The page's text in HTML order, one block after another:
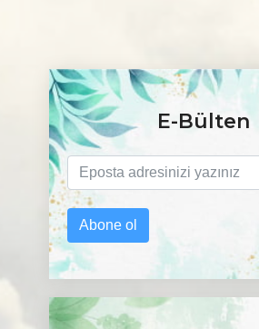
E-Bülten
Abone ol